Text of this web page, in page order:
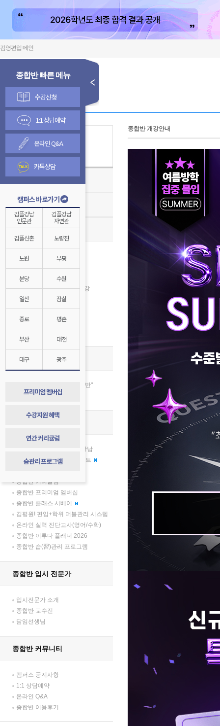
김영편입 메인
종합반 빠른 메뉴
수강신청
1:1 상담예약
온라인 Q&A
카톡상담
캠퍼스 바로가기
김플강남
인문관
김플강남
자연관
김플신촌 노량진
노원 부평
분당 수원
일산 잠실
종로 평촌
부산 대전
대구 광주
프리미엄 멤버십
수강지원 혜택
연간 커리큘럼
습관리 프로그램
김영종합반
온라인 수강신청 안내
종합반 개강안내
8월 수강신청
인문계 8월 개강
자연계 8월 개강
2028대비 1학년 반 8월 개강
김영플러스 8월 개강
자연계전문관 8월 개강
경찰대/연고대 특별반
종합반 스토리
합격 절대공식, “합격=종합반"
종합반 1년 발자취 기록
압도적 격차, 김영플러스 강남
종합반 학부모 소통 프로젝트
종합반 커리큘럼
종합반 프리미엄 멤버십
종합반 클래스 서베이
김평원! 편입+학위 더블관리 시스템
온라인 실력 진단고사(영어/수학)
종합반 이루다 플래너 2026
종합반 습(習)관리 프로그램
종합반 입시 전문가
입시전문가 소개
종합반 교수진
담임선생님
종합반 커뮤니티
캠퍼스 공지사항
1:1 상담예약
온라인 Q&A
종합반 이용후기
종합반 개강안내